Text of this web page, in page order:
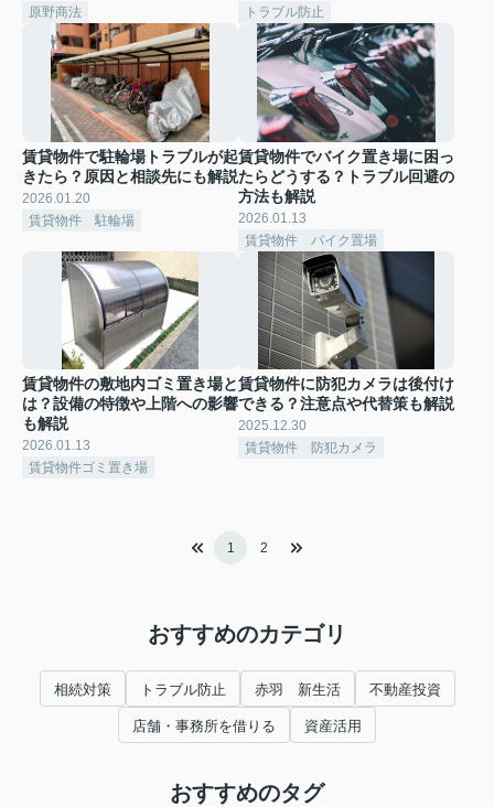
原野商法
トラブル防止
賃貸物件で駐輪場トラブルが起
きたら？原因と相談先にも解説
2026.01.20
賃貸物件 駐輪場
賃貸物件でバイク置き場に困っ
たらどうする？トラブル回避の
方法も解説
2026.01.13
賃貸物件 バイク置場
賃貸物件の敷地内ゴミ置き場と
は？設備の特徴や上階への影響
も解説
2026.01.13
賃貸物件ゴミ置き場
賃貸物件に防犯カメラは後付け
できる？注意点や代替策も解説
2025.12.30
賃貸物件 防犯カメラ
1 2
おすすめのカテゴリ
相続対策 トラブル防止 赤羽 新生活 不動産投資
店舗・事務所を借りる 資産活用
おすすめのタグ